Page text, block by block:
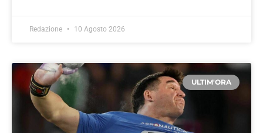
Redazione 10 Agosto 2026
ULTIM'ORA